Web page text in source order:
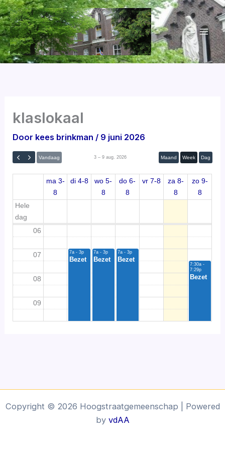
Ga
naar
de
inhoud
klaslokaal
Door kees brinkman / 9 juni 2026
Vandaag 3 – 9 aug. 2026 Maand Week Dag
ma 3-
8
di 4-8
wo 5-
8
do 6-
8
vr 7-8
za 8-
8
zo 9-
8
Hele
dag
02
03
06
07
08
09
7a - 3p 7a - 3p 7a - 3p
7:30a -
7:29p
Copyright © 2026 Hoogstraatgemeenschap | Powered
by vdAA